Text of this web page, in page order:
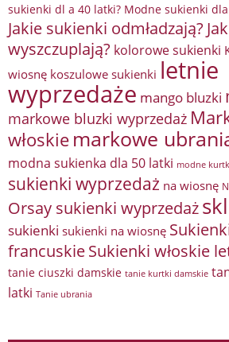
sukienki dl a 40 latki? Modne sukienki
Jakie sukienki odmładzają?
wyszczuplają? kolorowe sukienki
wiosnę koszulowe sukienki letnie
wyprzedaże mango bluzki
markowe bluzki wyprzedaż
włoskie markowe
modna sukienka dla 50 latki modne
sukienki wyprzedaż na wiosnę
Orsay sukienki wyprzedaż
sukienki sukienki na wiosnę
francuskieSukienki włoskie
tanie ciuszki damskie tanie kurtki damskie
latki Tanie ubrania